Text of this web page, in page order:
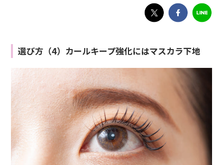
選び方（4）カールキープ強化にはマスカラ下地